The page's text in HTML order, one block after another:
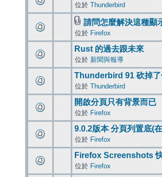
位於 Thunderbird
請問怎麼解決這種顯
位於 Firefox
Rust 的過去跟未來
位於 新聞與報導
Thunderbird 91 砍掉
位於 Thunderbird
開啟分頁只有背景而已
位於 Firefox
9.0.2版本 分頁列置底(
位於 Firefox
Firefox Screenshots
位於 Firefox